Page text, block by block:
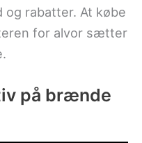
og rabatter. At købe
for alvor sætter
på brænde